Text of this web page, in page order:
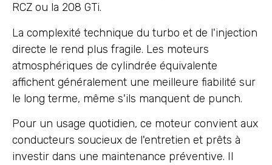
RCZ ou la 208 GTi.
La complexité technique du turbo et de l'injection
directe le rend plus fragile. Les moteurs
atmosphériques de cylindrée équivalente
affichent généralement une meilleure fiabilité sur
le long terme, même s'ils manquent de punch.
Pour un usage quotidien, ce moteur convient aux
conducteurs soucieux de l'entretien et prêts à
investir dans une maintenance préventive. Il